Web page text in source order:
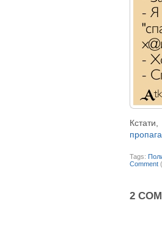
Кcтати,
Tags:
Comment (
2